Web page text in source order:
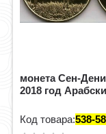
монета Сен-
2018 год
Код товара:538-